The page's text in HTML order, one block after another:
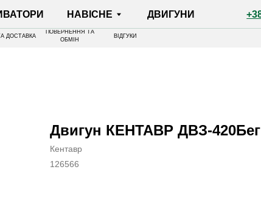
+380 (67) 782-90-77
НАВІСНЕ ДВИГУНИ
ПОВЕРНЕННЯ ТА
ОБМІН
ВІДГУКИ
Двигун КЕНТАВР ДВЗ-420Бег
Кентавр
126566